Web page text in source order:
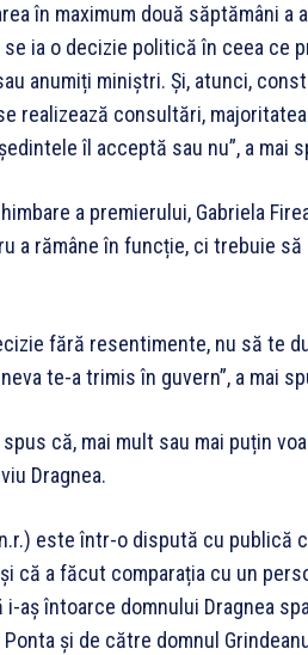
în maximum două săptămâni
ia o decizie politică în ceea ce
anumiți miniștri. Și, atunci,
realizează consultări,
îl acceptă sau nu”, a mai
a premierului, Gabriela
a rămâne în funcție, ci trebuie
fără resentimente, nu să te
te-a trimis în guvern”, a mai
că, mai mult sau mai puțin
Dragnea.
este într-o dispută cu publică
că a făcut comparația cu un
i-aș întoarce domnului Dragnea
și de către domnul